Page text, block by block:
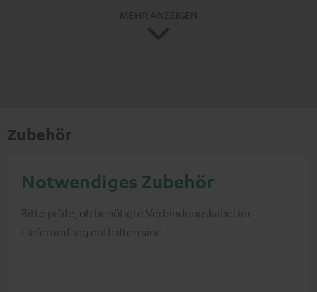
Zubehör
Notwendiges Zubehör
Bitte prüfe, ob benötigte Verbindungskabel im
Lieferumfang enthalten sind.